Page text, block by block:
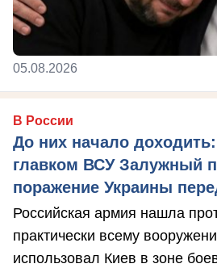
05.08.2026
В России
До них начало
главком ВСУ Залужный
поражение Украины
Российская армия нашла
практически всему
использовал Киев в зоне